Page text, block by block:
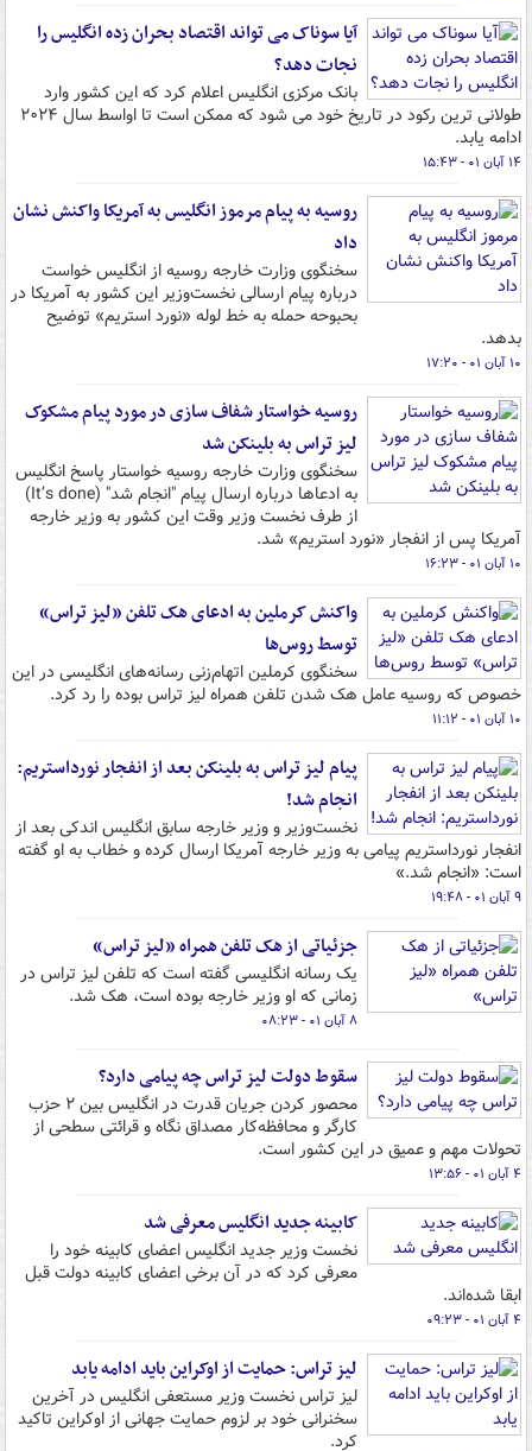
آیا سوناک می تواند اقتصاد بحران زده انگلیس را
نجات دهد؟
بانک مرکزی انگلیس اعلام کرد که این کشور وارد
طولانی ترین رکود در تاریخ خود می شود که ممکن است تا اواسط سال ۲۰۲۴
ادامه یابد.
۱۴ آبان ۰۱ - ۱۵:۴۳
روسیه به پیام مرموز انگلیس به آمریکا واکنش نشان
داد
سخنگوی وزارت خارجه روسیه از انگلیس خواست
درباره پیام ارسالی نخست‌وزیر این کشور به آمریکا در
بحبوحه حمله به خط لوله «نورد استریم» توضیح
بدهد.
۱۰ آبان ۰۱ - ۱۷:۲۰
روسیه خواستار شفاف سازی در مورد پیام مشکوک
لیز تراس به بلینکن شد
سخنگوی وزارت خارجه روسیه خواستار پاسخ انگلیس
به ادعاها درباره ارسال پیام "انجام شد" (It’s done)
از طرف نخست وزیر وقت این کشور به وزیر خارجه
آمریکا پس از انفجار «نورد استریم» شد.
۱۰ آبان ۰۱ - ۱۶:۲۳
واکنش کرملین به ادعای هک تلفن «لیز تراس»
توسط روس‌ها
سخنگوی کرملین اتهام‌زنی رسانه‌های انگلیسی در این
خصوص که روسیه عامل هک شدن تلفن همراه لیز تراس بوده را رد کرد.
۱۰ آبان ۰۱ - ۱۱:۱۲
پیام لیز تراس به بلینکن بعد از انفجار نورداستریم:
انجام شد!
نخست‌وزیر و وزیر خارجه سابق انگلیس اندکی بعد از
انفجار نورداستریم پیامی به وزیر خارجه آمریکا ارسال کرده و خطاب به او گفته
است: «انجام شد.»
۹ آبان ۰۱ - ۱۹:۴۸
جزئیاتی از هک تلفن همراه «لیز تراس»
یک رسانه انگلیسی گفته است که تلفن لیز تراس در
زمانی که او وزیر خارجه بوده است، هک شد.
۸ آبان ۰۱ - ۰۸:۲۳
سقوط دولت لیز تراس چه پیامی دارد؟
محصور کردن جریان قدرت در انگلیس بین ۲ حزب
کارگر و محافظه‌کار مصداق نگاه و قرائتی سطحی از
تحولات مهم و عمیق در این کشور است.
۴ آبان ۰۱ - ۱۳:۵۶
کابینه جدید انگلیس معرفی شد
نخست وزیر جدید انگلیس اعضای کابینه خود را
معرفی کرد که در آن برخی اعضای کابینه دولت قبل
ابقا شده‌اند.
۴ آبان ۰۱ - ۰۹:۲۳
لیز تراس: حمایت از اوکراین باید ادامه یابد
لیز تراس نخست وزیر مستعفی انگلیس در آخرین
سخنرانی خود بر لزوم حمایت جهانی از اوکراین تاکید
کرد.